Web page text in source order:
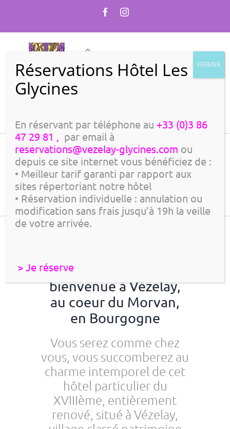
content
FacebookInstagram
Go to...
vous souhaite la
bienvenue à Vézelay,
au coeur du Morvan,
en Bourgogne
Vous serez comme chez
vous, vous succomberez au
charme intemporel de cet
hôtel particulier du
XVIIIème, entièrement
renové, situé à Vézelay,
En réservant par téléphone au +33 (0)3 86
47 29 81 , par email à
reservations@vezelay-glycines.com ou
depuis ce site internet vous bénéficiez de :
• Meilleur tarif garanti par rapport aux
sites répertoriant notre hôtel
• Réservation individuelle : annulation ou
modification sans frais jusqu’à 19h la veille
de votre arrivée.
> Je réserve